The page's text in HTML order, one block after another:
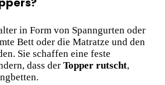
in Form von Spanngurten oder
Bett oder die Matratze und den
Sie schaffen eine feste
dass der Topper rutscht,